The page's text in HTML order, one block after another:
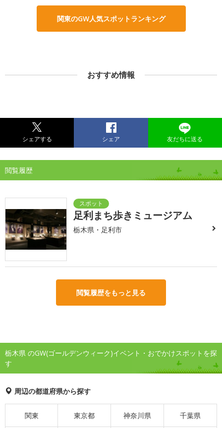
関東のGW人気スポットランキング
おすすめ情報
シェアする シェア 友だちに送る
閲覧履歴
足利まち歩きミュージアム
栃木県・足利市
閲覧履歴をもっと見る
栃木県 のGW(ゴールデンウィーク)イベント・おでかけスポットを探
す
周辺の都道府県から探す
関東 東京都 神奈川県 千葉県